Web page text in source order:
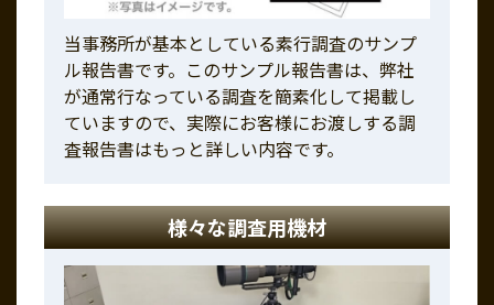
当事務所が基本としている素行調査のサンプ
ル報告書です。このサンプル報告書は、弊社
が通常行なっている調査を簡素化して掲載し
ていますので、実際にお客様にお渡しする調
査報告書はもっと詳しい内容です。
様々な調査用機材